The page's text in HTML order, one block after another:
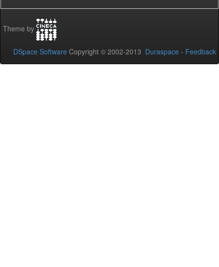
Theme by
DSpace Software Copyright © 2002-2013 Duraspace - Feedback